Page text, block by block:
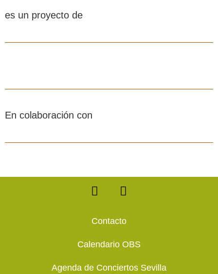
es un proyecto de
En colaboración con
F
a
e
o
k
T
w
t
e
Contacto
Calendario OBS
Agenda de Conciertos Sevilla